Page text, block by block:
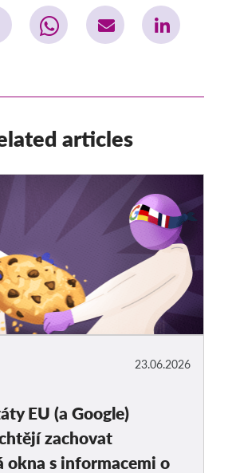
articles
23.06.2026
EU (a Google)
zachovat
okna s informacemi o